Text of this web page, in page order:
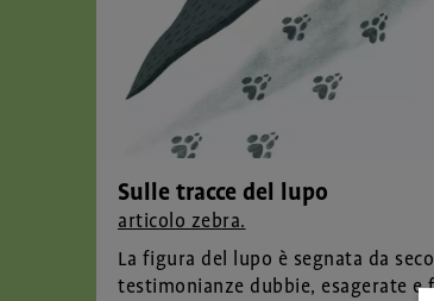
Sulle tracce del lupo
articolo zebra.
La figura del lupo è segnata da
testimonianze dubbie, esagerate e